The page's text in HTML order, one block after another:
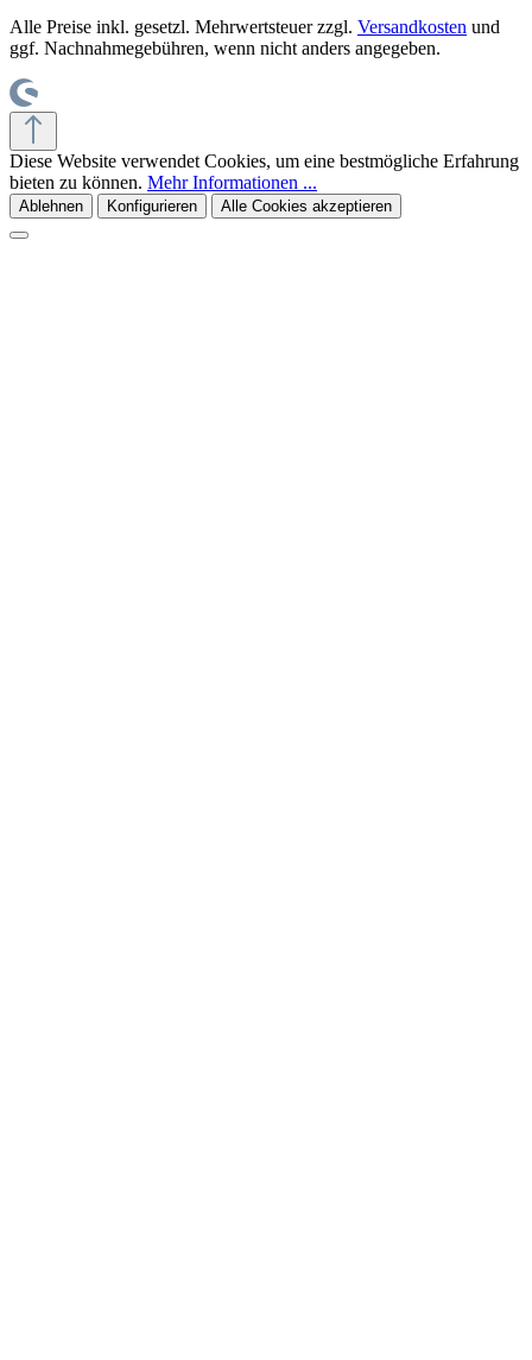
Alle Preise inkl. gesetzl. Mehrwertsteuer zzgl. Versandkosten und
ggf. Nachnahmegebühren, wenn nicht anders angegeben.
Diese Website verwendet Cookies, um eine bestmögliche Erfahrung
bieten zu können. Mehr Informationen ...
Ablehnen Konfigurieren Alle Cookies akzeptieren